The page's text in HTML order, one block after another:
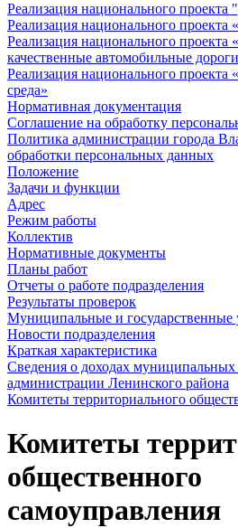
Реализация национального проекта
Реализация национального проекта
Реализация национального проекта
качественные автомобильные
Реализация национального проекта
среда»
Нормативная документация
Соглашение на обработку
Политика администрации города
обработки персональных данных
Положение
Задачи и функции
Адрес
Режим работы
Коллектив
Нормативные документы
Планы работ
Отчеты о работе подразделения
Результаты проверок
Муниципальные и государственные
Новости подразделения
Краткая характеристика
Сведения о доходах
администрации Ленинского района
Комитеты территориального
Комитеты
общественного
самоуправления